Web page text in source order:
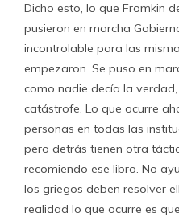
Dicho esto, lo que Fromkin
pusieron en marcha
incontrolable para las
empezaron. Se puso en
como nadie decía la
catástrofe. Lo que ocurre
personas en todas las
pero detrás tienen otra
recomiendo ese libro. No
los griegos deben resolver
realidad lo que ocurre es